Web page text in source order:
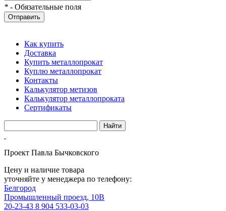
* - Обязательные поля
Отправить
Как купить
Доставка
Купить металлопрокат
Куплю металлопрокат
Контакты
Калькулятор метизов
Калькулятор металлопроката
Сертификаты
Проект Павла Бычковского
Цену и наличие товара
уточняйте у менеджера по телефону:
Белгород
Промышленный проезд, 10В
20-23-43 8 904 533-03-03